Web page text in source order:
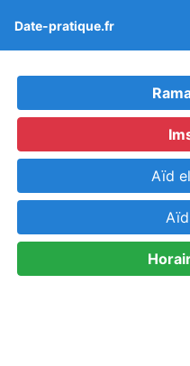
Date-pratique.fr
Aïd